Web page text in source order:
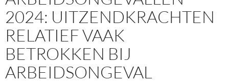
2024: UITZENDKRACHTEN
RELATIEF VAAK
BETROKKEN BIJ
ARBEIDSONGEVAL